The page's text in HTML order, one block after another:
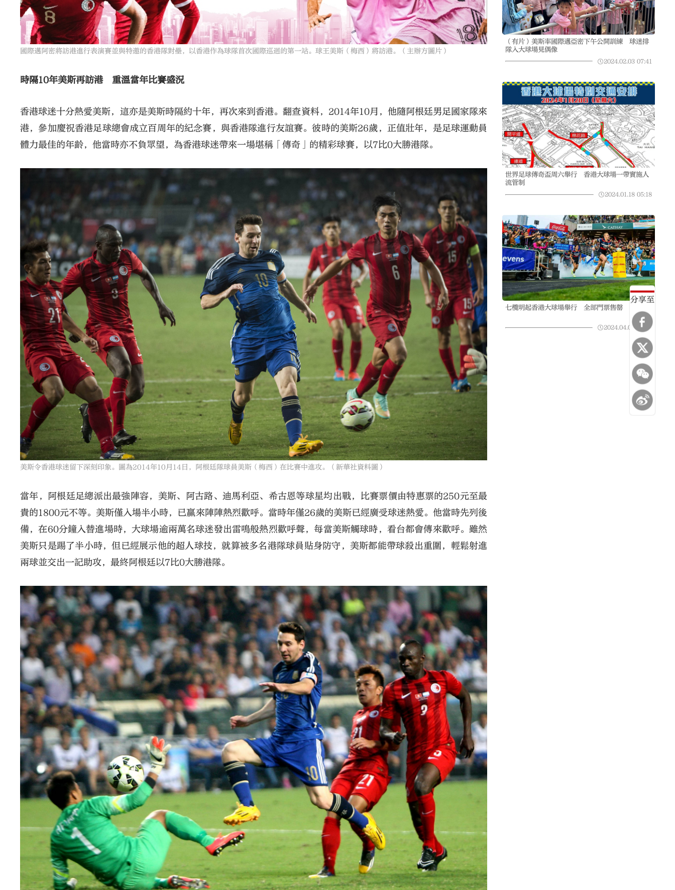
分享至
國際邁阿密將訪港進行表演賽並與特邀的香港隊對壘，以香港作為球隊首次國際巡迴的第一站。球王美斯（梅西）將訪港。（主辦方圖片）
時隔10年美斯再訪港 重溫當年比賽盛況
香港球迷十分熱愛美斯，這亦是美斯時隔約十年，再次來到香港。翻查資料，2014年10月，他隨阿根廷男足國家隊來
港，參加慶祝香港足球總會成立百周年的紀念賽，與香港隊進行友誼賽。彼時的美斯26歲，正值壯年，是足球運動員
體力最佳的年齡，他當時亦不負眾望，為香港球迷帶來一場堪稱「傳奇」的精彩球賽，以7比0大勝港隊。
美斯令香港球迷留下深刻印象。圖為2014年10月14日，阿根廷隊球員美斯（梅西）在比賽中進攻。（新華社資料圖）
當年，阿根廷足總派出最強陣容，美斯、阿古路、迪馬利亞、希古恩等球星均出戰，比賽票價由特惠票的250元至最
貴的1800元不等。美斯僅入場半小時，已贏來陣陣熱烈歡呼。當時年僅26歲的美斯已經廣受球迷熱愛。他當時先列後
備，在60分鐘入替進場時，大球場逾兩萬名球迷發出雷鳴般熱烈歡呼聲，每當美斯觸球時，看台都會傳來歡呼。雖然
美斯只是踢了半小時，但已經展示他的超人球技，就算被多名港隊球員貼身防守，美斯都能帶球殺出重圍，輕鬆射進
兩球並交出一記助攻，最終阿根廷以7比0大勝港隊。
（有片）美斯率國際邁亞密下午公開訓練 球迷排
隊入大球場見偶像
2024.02.03 07:41
世界足球傳奇盃周六舉行 香港大球場一帶實施人
流管制
2024.01.18 05:18
七欖明起香港大球場舉行 全部門票售罄
2024.04.04 10:25